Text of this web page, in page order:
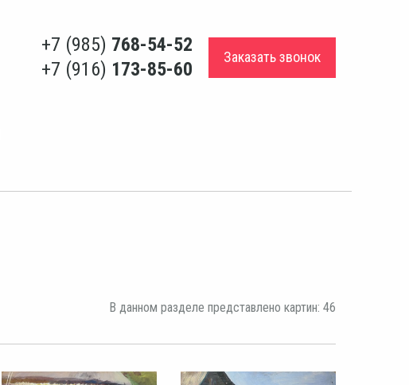
+7 (985) 768-54-52
+7 (916) 173-85-60
Заказать звонок
В данном разделе представлено картин: 46